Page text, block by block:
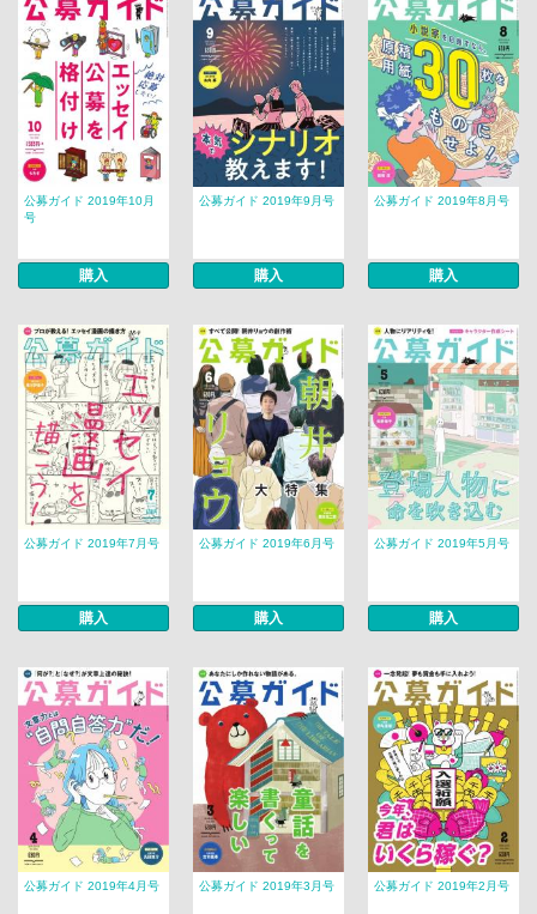
公募ガイド 2019年10月
号
購入
公募ガイド 2019年9月号
購入
公募ガイド 2019年8月号
購入
公募ガイド 2019年7月号
購入
公募ガイド 2019年6月号
購入
公募ガイド 2019年5月号
購入
公募ガイド 2019年4月号 公募ガイド 2019年3月号 公募ガイド 2019年2月号